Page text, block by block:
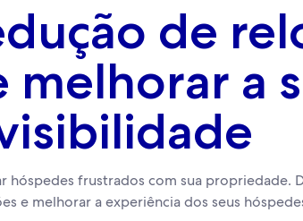
de
melhorar a
hóspedes frustrados com sua propriedade.
e melhorar a experiência dos seus